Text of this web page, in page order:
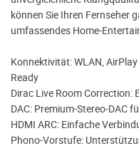
können Sie Ihren Fernseher
umfassendes Home-
Konnektivität: WLAN,
Ready
Dirac Live Room Correction:
DAC: Premium-Stereo-DAC
HDMI ARC: Einfache
Phono-Vorstufe: